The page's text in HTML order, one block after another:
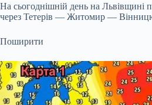
На сьогоднішній день на Львівщині
через Тетерів — Житомир —
Поширити